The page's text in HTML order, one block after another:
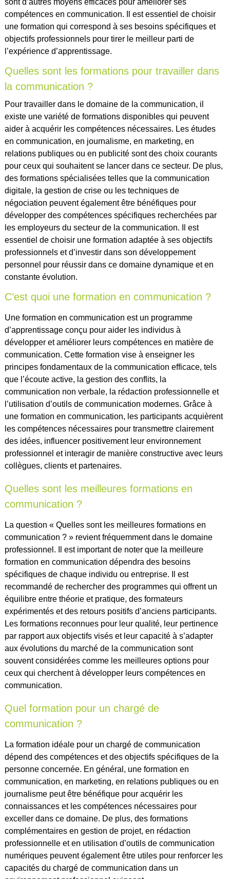
sont d’autres moyens efficaces pour améliorer ses
compétences en communication. Il est essentiel de choisir
une formation qui correspond à ses besoins spécifiques et
objectifs professionnels pour tirer le meilleur parti de
l’expérience d’apprentissage.
Quelles sont les formations pour travailler dans
la communication ?
Pour travailler dans le domaine de la communication, il
existe une variété de formations disponibles qui peuvent
aider à acquérir les compétences nécessaires. Les études
en communication, en journalisme, en marketing, en
relations publiques ou en publicité sont des choix courants
pour ceux qui souhaitent se lancer dans ce secteur. De plus,
des formations spécialisées telles que la communication
digitale, la gestion de crise ou les techniques de
négociation peuvent également être bénéfiques pour
développer des compétences spécifiques recherchées par
les employeurs du secteur de la communication. Il est
essentiel de choisir une formation adaptée à ses objectifs
professionnels et d’investir dans son développement
personnel pour réussir dans ce domaine dynamique et en
constante évolution.
C’est quoi une formation en communication ?
Une formation en communication est un programme
d’apprentissage conçu pour aider les individus à
développer et améliorer leurs compétences en matière de
communication. Cette formation vise à enseigner les
principes fondamentaux de la communication efficace, tels
que l’écoute active, la gestion des conflits, la
communication non verbale, la rédaction professionnelle et
l’utilisation d’outils de communication modernes. Grâce à
une formation en communication, les participants acquièrent
les compétences nécessaires pour transmettre clairement
des idées, influencer positivement leur environnement
professionnel et interagir de manière constructive avec leurs
collègues, clients et partenaires.
Quelles sont les meilleures formations en
communication ?
La question « Quelles sont les meilleures formations en
communication ? » revient fréquemment dans le domaine
professionnel. Il est important de noter que la meilleure
formation en communication dépendra des besoins
spécifiques de chaque individu ou entreprise. Il est
recommandé de rechercher des programmes qui offrent un
équilibre entre théorie et pratique, des formateurs
expérimentés et des retours positifs d’anciens participants.
Les formations reconnues pour leur qualité, leur pertinence
par rapport aux objectifs visés et leur capacité à s’adapter
aux évolutions du marché de la communication sont
souvent considérées comme les meilleures options pour
ceux qui cherchent à développer leurs compétences en
communication.
Quel formation pour un chargé de
communication ?
La formation idéale pour un chargé de communication
dépend des compétences et des objectifs spécifiques de la
personne concernée. En général, une formation en
communication, en marketing, en relations publiques ou en
journalisme peut être bénéfique pour acquérir les
connaissances et les compétences nécessaires pour
exceller dans ce domaine. De plus, des formations
complémentaires en gestion de projet, en rédaction
professionnelle et en utilisation d’outils de communication
numériques peuvent également être utiles pour renforcer les
capacités du chargé de communication dans un